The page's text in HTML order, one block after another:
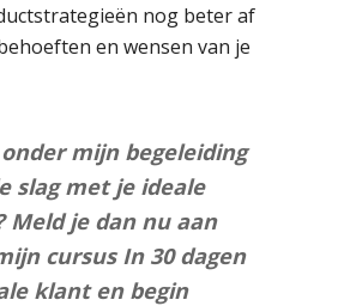
nog beter af
en wensen van je
onder mijn begeleiding
slag met je ideale
Meld je dan nu aan
cursus In 30 dagen
klant en begin